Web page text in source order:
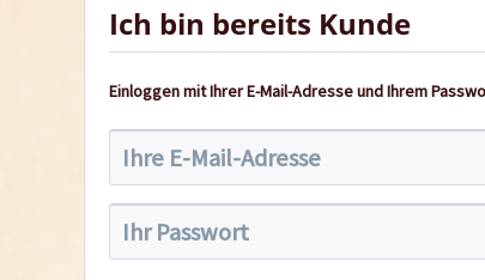
Ich bin bereits Kunde
Einloggen mit Ihrer E-Mail-Adresse und Ihrem